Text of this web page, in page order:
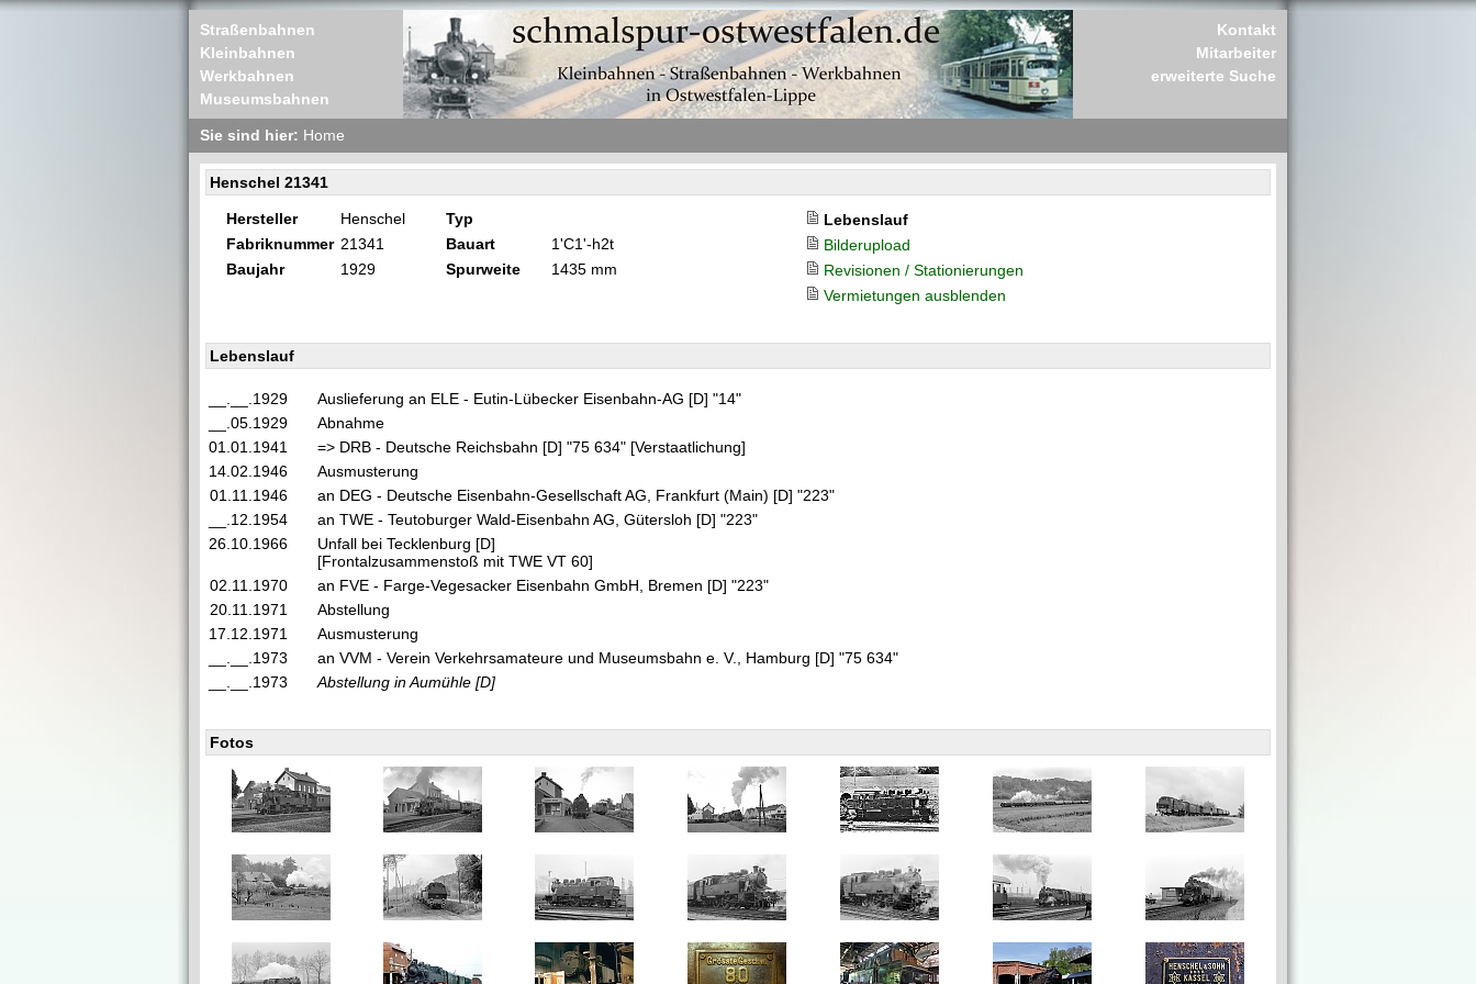
Straßenbahnen
Kleinbahnen
Werkbahnen
Museumsbahnen
Kontakt
Mitarbeiter
erweiterte Suche
Sie sind hier: Home
Henschel 21341
Hersteller Henschel Typ
Lebenslauf
Fabriknummer 21341 Bauart 1'C1'-h2t
Bilderupload
Baujahr
1929 Spurweite 1435 mm
Revisionen / Stationierungen
Vermietungen ausblenden
Lebenslauf
__.__.1929
Auslieferung an ELE - Eutin-Lübecker Eisenbahn-AG [D] "14"
__.05.1929
Abnahme
01.01.1941
=> DRB - Deutsche Reichsbahn [D] "75 634" [Verstaatlichung]
14.02.1946
Ausmusterung
01.11.1946
an DEG - Deutsche Eisenbahn-Gesellschaft AG, Frankfurt (Main) [D] "223"
__.12.1954
an TWE - Teutoburger Wald-Eisenbahn AG, Gütersloh [D] "223"
26.10.1966
Unfall bei Tecklenburg [D]
[Frontalzusammenstoß mit TWE VT 60]
02.11.1970
an FVE - Farge-Vegesacker Eisenbahn GmbH, Bremen [D] "223"
20.11.1971
Abstellung
17.12.1971
Ausmusterung
__.__.1973
an VVM - Verein Verkehrsamateure und Museumsbahn e. V., Hamburg [D] "75 634"
__.__.1973
Abstellung in Aumühle [D]
Fotos